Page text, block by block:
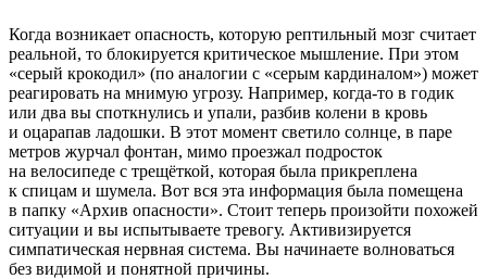
Когда возникает опасность, которую рептильный мозг считает
реальной, то блокируется критическое мышление. При этом
«серый крокодил» (по аналогии с «серым кардиналом») может
реагировать на мнимую угрозу. Например, когда-то в годик
или два вы споткнулись и упали, разбив колени в кровь
и оцарапав ладошки. В этот момент светило солнце, в паре
метров журчал фонтан, мимо проезжал подросток
на велосипеде с трещёткой, которая была прикреплена
к спицам и шумела. Вот вся эта информация была помещена
в папку «Архив опасности». Стоит теперь произойти похожей
ситуации и вы испытываете тревогу. Активизируется
симпатическая нервная система. Вы начинаете волноваться
без видимой и понятной причины.